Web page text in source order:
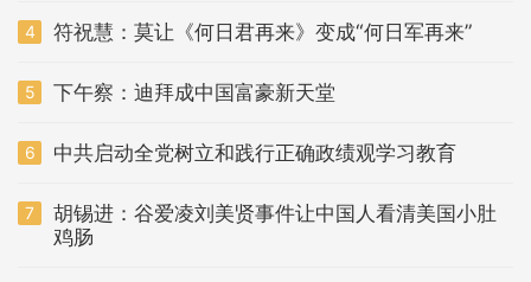
4 符祝慧：莫让《何日君再来》变成“何日军再来”
5 下午察：迪拜成中国富豪新天堂
6 中共启动全党树立和践行正确政绩观学习教育
7
胡锡进：谷爱凌刘美贤事件让中国人看清美国小肚
鸡肠